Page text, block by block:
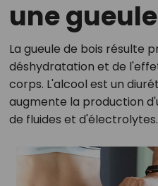
une
La gueule de bois résulte
déshydratation et de
corps. L'alcool est un
augmente la production
de fluides et d'électrolytes.